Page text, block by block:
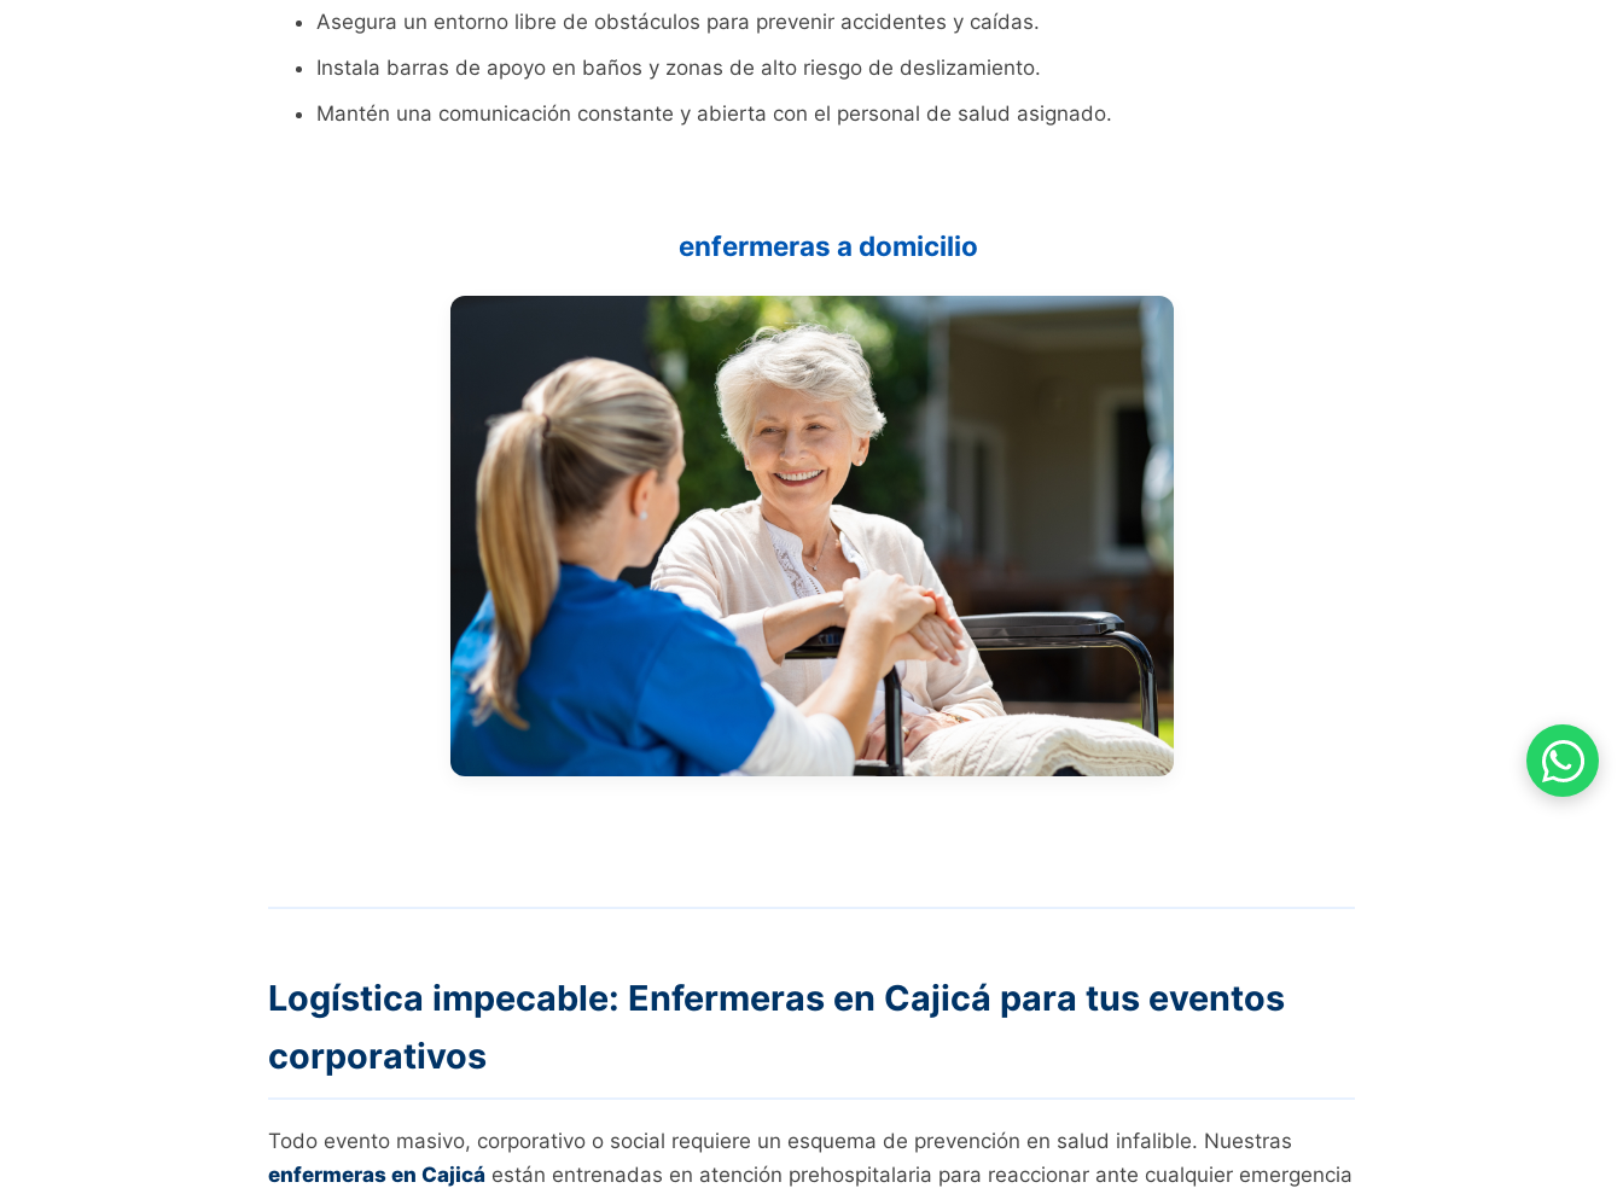
Asegura un entorno libre de obstáculos para prevenir accidentes y caídas.
Instala barras de apoyo en baños y zonas de alto riesgo de deslizamiento.
Mantén una comunicación constante y abierta con el personal de salud asignado.
enfermeras a domicilio
Logística impecable: Enfermeras en Cajicá para tus eventos
corporativos
Todo evento masivo, corporativo o social requiere un esquema de prevención en salud infalible. Nuestras
enfermeras en Cajicá están entrenadas en atención prehospitalaria para reaccionar ante cualquier emergencia